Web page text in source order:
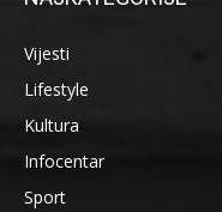
Vijesti
Lifestyle
Kultura
Infocentar
Sport